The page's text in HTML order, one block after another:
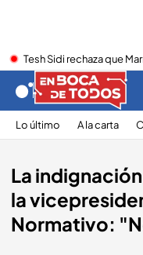
Tesh Sidi rechaza que
Lo último A la carta
La
la
Normativo: